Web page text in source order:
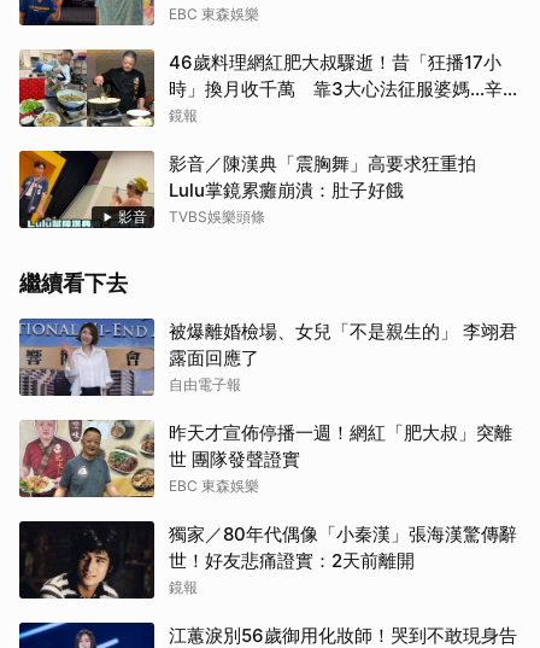
EBC 東森娛樂
46歲料理網紅肥大叔驟逝！昔「狂播17小
時」換月收千萬 靠3大心法征服婆媽…辛酸
內幕曝
鏡報
影音
影音／陳漢典「震胸舞」高要求狂重拍
Lulu掌鏡累癱崩潰：肚子好餓
TVBS娛樂頭條
繼續看下去
被爆離婚檢場、女兒「不是親生的」 李翊君
露面回應了
自由電子報
昨天才宣佈停播一週！網紅「肥大叔」突離
世 團隊發聲證實
EBC 東森娛樂
獨家／80年代偶像「小秦漢」張海漢驚傳辭
世！好友悲痛證實：2天前離開
鏡報
江蕙淚別56歲御用化妝師！哭到不敢現身告